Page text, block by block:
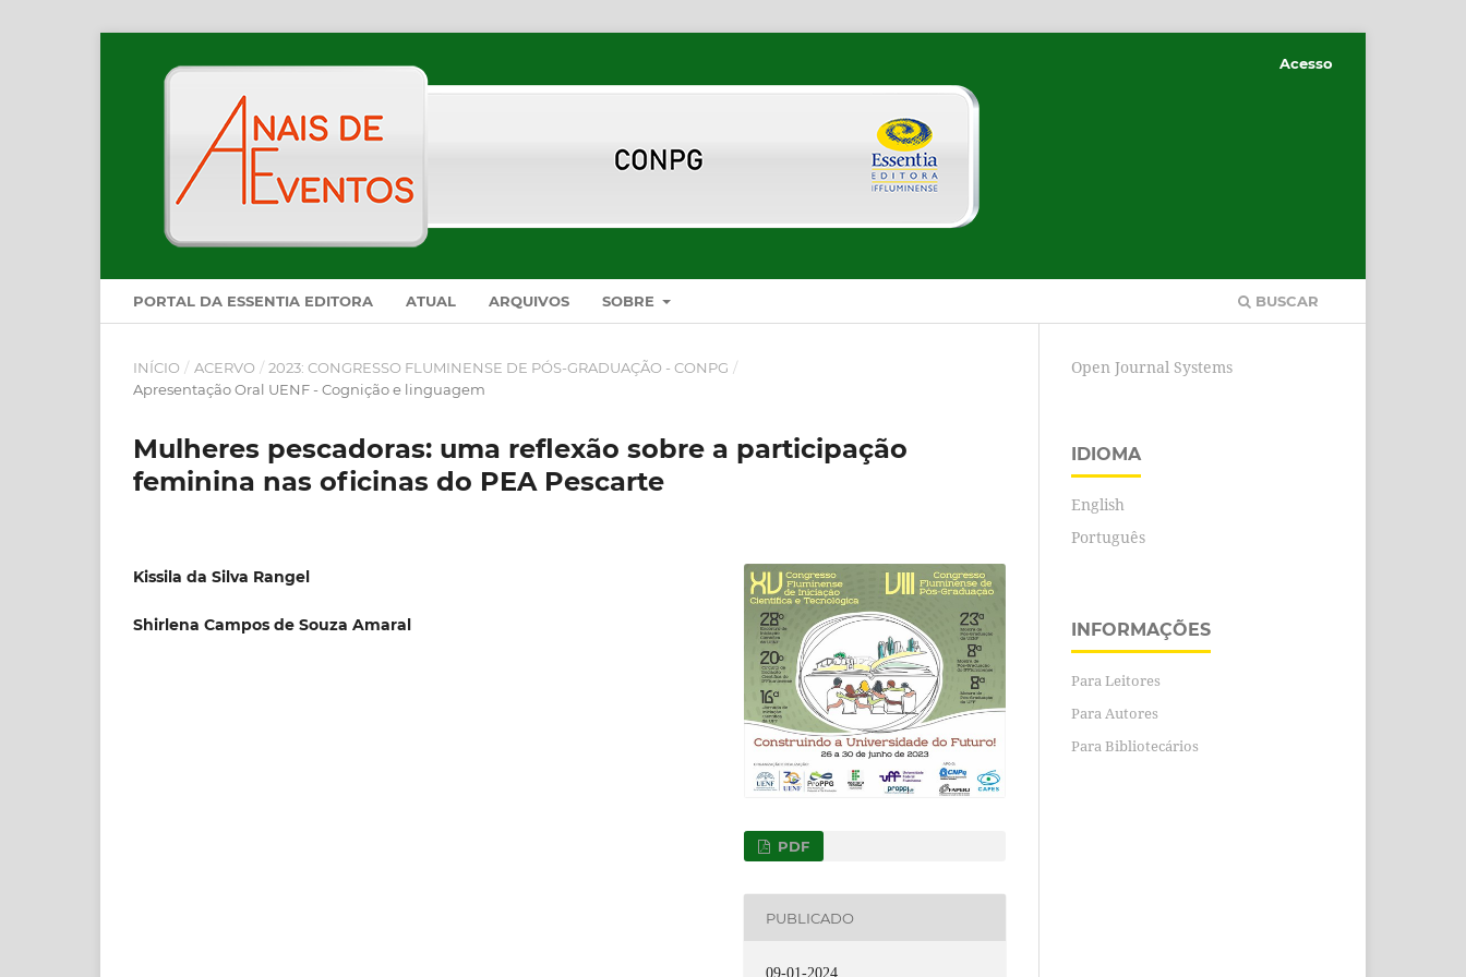
PORTAL DA ESSENTIA EDITORA ATUAL ARQUIVOS SOBRE BUSCAR
Acesso
INÍCIO / ACERVO / 2023: CONGRESSO FLUMINENSE DE PÓS-GRADUAÇÃO - CONPG /
Apresentação Oral UENF - Cognição e linguagem
Mulheres pescadoras: uma reflexão sobre a participação
feminina nas oficinas do PEA Pescarte
Kissila da Silva Rangel
Shirlena Campos de Souza Amaral
PDF
PUBLICADO
09-01-2024
Open Journal Systems
IDIOMA
English
Português
INFORMAÇÕES
Para Leitores
Para Autores
Para Bibliotecários